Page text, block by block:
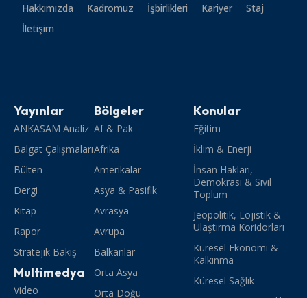
Hakkımızda Kadromuz İşbirlikleri Kariyer
Staj
İletişim
Yayınlar
ANKASAM Analiz
Balgat Çalışmaları
Bülten
Dergi
Kitap
Rapor
Stratejik Bakış
Multimedya
Video
Bölgeler
Af & Pak
Afrika
Amerikalar
Asya & Pasifik
Avrasya
Avrupa
Balkanlar
Orta Asya
Orta Doğu
Konular
Eğitim
İklim & Enerji
İnsan Hakları,
Demokrasi & Sivil
Toplum
Jeopolitik, Lojistik &
Ulaştırma Koridorları
Küresel Ekonomi &
Kalkınma
Küresel Sağlık